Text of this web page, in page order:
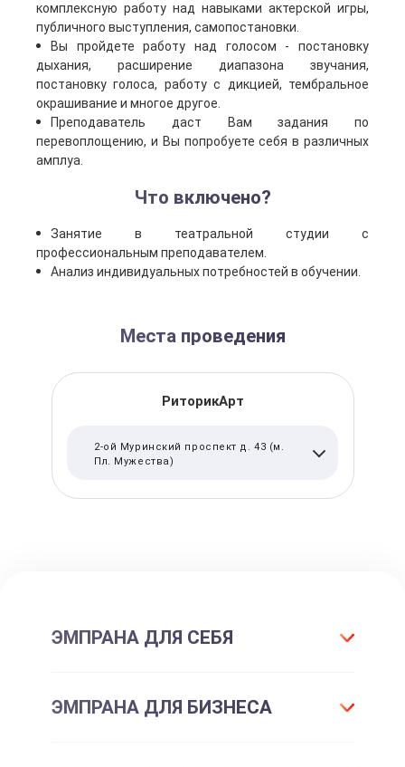
комплексную работу над навыками актерской игры,
публичного выступления, самопостановки.
Вы пройдете работу над голосом - постановку
дыхания, расширение диапазона звучания,
постановку голоса, работу с дикцией, тембральное
окрашивание и многое другое.
Преподаватель даст Вам задания по
перевоплощению, и Вы попробуете себя в различных
амплуа.
Что включено?
Занятие в театральной студии с
профессиональным преподавателем.
Анализ индивидуальных потребностей в обучении.
Места проведения
РиторикАрт
2-ой Муринский проспект д. 43 (м.
Пл. Мужества)
ЭМПРАНА ДЛЯ СЕБЯ
Все впечатления
ЭМПРАНА ДЛЯ БИЗНЕСА